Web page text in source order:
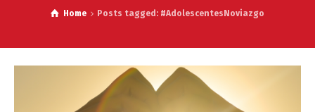
Home Posts tagged: #AdolescentesNoviazgo